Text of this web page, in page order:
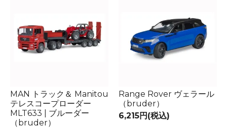
MAN トラック＆ Manitou
テレスコープローダー
MLT633 | ブルーダー
（bruder）
Range Rover ヴェラール
（bruder）
6,215円(税込)